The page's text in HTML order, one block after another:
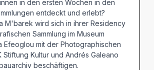
in den ersten Wochen in den
entdeckt und erlebt?
M'barek wird sich in ihrer Residency
Sammlung im Museum
Efeoglou mit der Photographischen
Stiftung Kultur und Andrés Galeano
beschäftigen.